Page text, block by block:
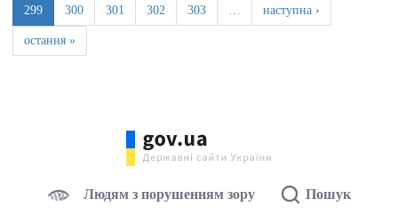
299 300 301 302 303 … наступна ›
остання »
Людям з порушенням зору Пошук